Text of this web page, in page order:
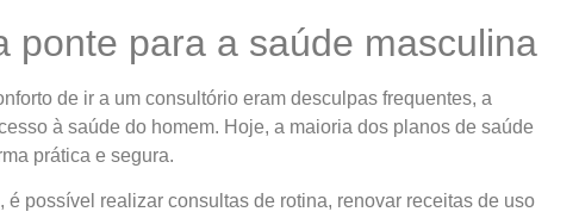
ponte para a saúde masculina
de ir a um consultório eram desculpas frequentes, a
à saúde do homem. Hoje, a maioria dos planos de saúde
prática e segura.
é possível realizar consultas de rotina, renovar receitas de uso